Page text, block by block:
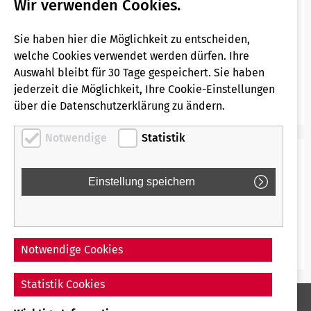
Stellenangebote Regiobahn GmbH
GmbH (Infrastrukturunternehmen)!
Hier geht es zu weiteren Stellenangeboten der
Regiobahn Fahrbetriebsgesellschaft mbH
(Verkehrsunternehmen).
Bearbeitung Deines Anliegens verarbeitet. Weitere
Informationen findest Du in unserer
Datenschutzerklärung
Wir verwenden Cookies.
Sie haben hier die Möglichkeit zu entscheiden,
welche Cookies verwendet werden dürfen. Ihre
Auswahl bleibt für 30 Tage gespeichert. Sie haben
jederzeit die Möglichkeit, Ihre Cookie-Einstellungen
über die Datenschutzerklärung zu ändern.
Notwendige Statistik
Notwendige Cookies
Statistik Cookies